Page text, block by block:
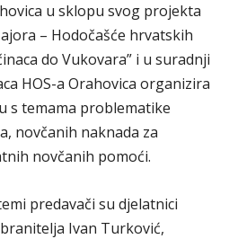
u sklopu svog projekta
– Hodočašće hrvatskih
do Vukovara” i u suradnji
HOS-a Orahovica organizira
s temama problematike
novčanih naknada za
novčanih pomoći.
predavači su djelatnici
Ivan Turković,